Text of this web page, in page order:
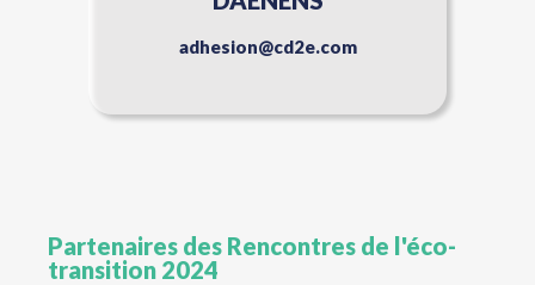
adhesion@cd2e.com
Partenaires des Rencontres de l'éco-
transition 2024